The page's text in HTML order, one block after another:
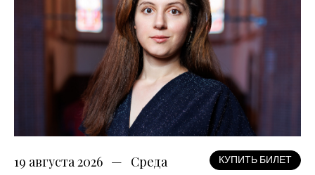
19 августа 2026 Среда КУПИТЬ БИЛЕТ